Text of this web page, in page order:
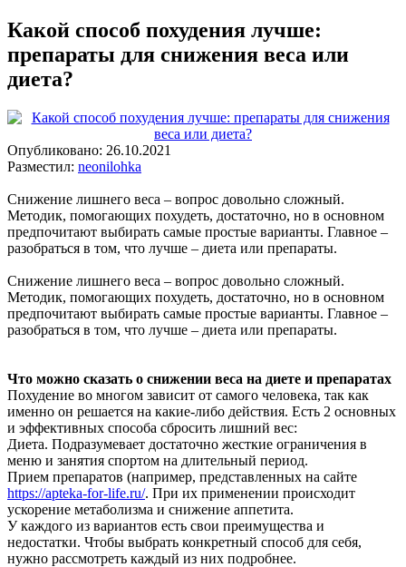
Какой способ похудения лучше:
препараты для снижения веса или
диета?
Опубликовано: 26.10.2021
Разместил: neonilohka
Снижение лишнего веса – вопрос довольно сложный.
Методик, помогающих похудеть, достаточно, но в основном
предпочитают выбирать самые простые варианты. Главное –
разобраться в том, что лучше – диета или препараты.
Снижение лишнего веса – вопрос довольно сложный.
Методик, помогающих похудеть, достаточно, но в основном
предпочитают выбирать самые простые варианты. Главное –
разобраться в том, что лучше – диета или препараты.
Что можно сказать о снижении веса на диете и препаратах
Похудение во многом зависит от самого человека, так как
именно он решается на какие-либо действия. Есть 2 основных
и эффективных способа сбросить лишний вес:
Диета. Подразумевает достаточно жесткие ограничения в
меню и занятия спортом на длительный период.
Прием препаратов (например, представленных на сайте
https://apteka-for-life.ru/. При их применении происходит
ускорение метаболизма и снижение аппетита.
У каждого из вариантов есть свои преимущества и
недостатки. Чтобы выбрать конкретный способ для себя,
нужно рассмотреть каждый из них подробнее.